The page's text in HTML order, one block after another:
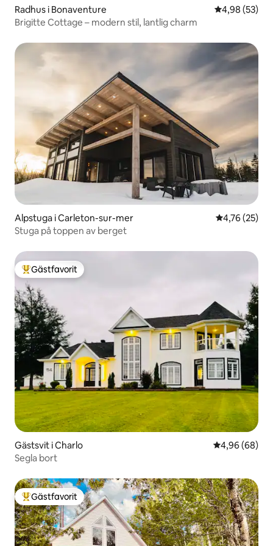
Radhus i Bonaventure 4,98 av 5 i
4,98 (53)
Brigitte Cottage – modern stil, lantlig charm
Alpstuga i Carleton-sur-mer 4,76 av 5 i
4,76 (25)
Stuga på toppen av berget
Populär gästfavorit
Gästfavorit
Gästsvit i Charlo 4,96 av 5 i
4,96 (68)
Segla bort
Populär gästfavorit
Gästfavorit